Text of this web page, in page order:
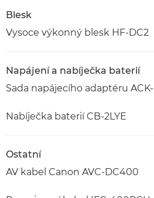
Blesk
Vysoce výkonný blesk HF-DC2
Napájení a nabíječka baterií
Sada napájecího adaptéru
Nabíječka baterií CB-2LYE
Ostatní
AV kabel Canon AVC-DC400